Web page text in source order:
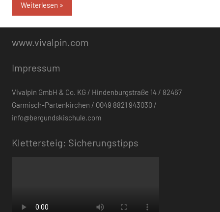
Weiterlesen
www.vivalpin.com
Impressum
Vivalpin GmbH & Co. KG / Hindenburgstraße 14 / 82467
Garmisch-Partenkirchen / 0049 8821 943030 /
info@bergundskischule.com
Klettersteig: Sicherungstipps